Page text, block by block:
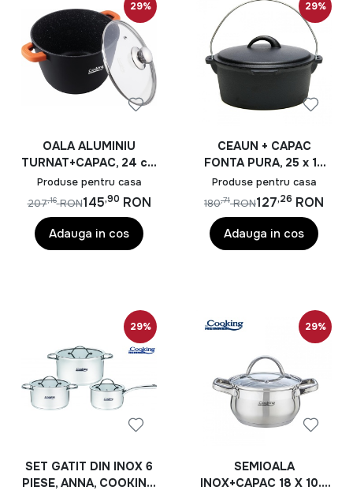
29%
OALA ALUMINIU
TURNAT+CAPAC, 24 cm
x 16.5 CM , 6.3 L, DARK
LINE, COOKING BY
Produse pentru casa
145,90 RON
207,16 RON
Adauga in cos
29%
CEAUN + CAPAC
FONTA PURA, 25 x 10
cm, 3.5 L, COOKING BY
HEINNER
Produse pentru casa
127,26 RON
180,71 RON
Adauga in cos
29%
SET GATIT DIN INOX 6
PIESE, ANNA, COOKING
29%
SEMIOALA
INOX+CAPAC 18 X 10.5